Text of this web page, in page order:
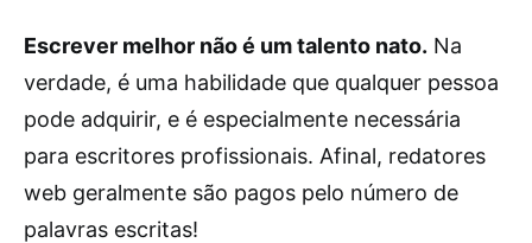
Escrever melhor não é um talento nato. Na
verdade, é uma habilidade que qualquer pessoa
pode adquirir, e é especialmente necessária
para escritores profissionais. Afinal, redatores
web geralmente são pagos pelo número de
palavras escritas!